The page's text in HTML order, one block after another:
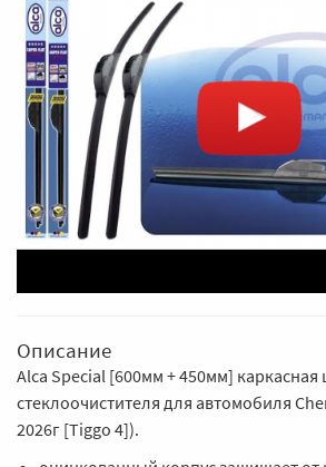
Описание
Alca Special [600мм + 450мм] каркасная
стеклоочистителя для автомобиля
2026г [Tiggo 4]).